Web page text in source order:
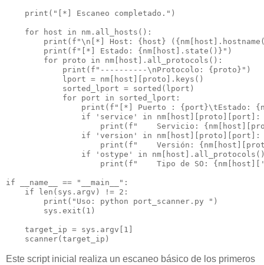
    print("[*] Escaneo completado.")
    for host in nm.all_hosts():
print(f"\n[*] Host: {host}
        print(f"[*] Estado: {nm[host].state()}")
        for proto in nm[host].all_protocols():
            print(f"----------\nProtocolo: {proto}")
            lport = nm[host][proto].keys()
            sorted_lport = sorted(lport)
            for port in sorted_lport:
print(f"[*] Puerto : {port}\tEstado:
                if 'service' in nm[host][proto][port]:
print(f"    Servicio:
                if 'version' in nm[host][proto][port]:
print(f"    Versión:
if 'ostype' in
print(f"    Tipo de SO:
if __name__ == "__main__":
    if len(sys.argv) != 2:
        print("Uso: python port_scanner.py
")
        sys.exit(1)
    target_ip = sys.argv[1]
Este script inicial realiza un escaneo básico de los primeros